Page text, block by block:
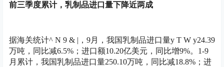
前三季度累计，乳制品进口量下降近两成
据海关统计^ N 9 & | ，9月，我国乳制品进口量y T W y24.39
万吨，同比减6.5%；进口额10.20亿美元，同比增9%。1-9
月累计，我国乳制品进口量250.10万吨，同比减18.8%；进